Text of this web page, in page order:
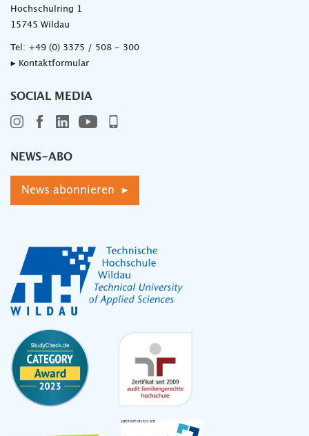
Hochschulring 1
15745 Wildau
Tel: +49 (0) 3375 / 508 - 300
▸ Kontaktformular
SOCIAL MEDIA
NEWS-ABO
News abonnieren ▸